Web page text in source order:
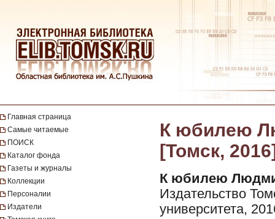
Главная страница
Самые читаемые
ПОИСК
Каталог фонда
Газеты и журналы
Коллекции
Персоналии
Издатели
К юбилею
[Томск,
К юбилею
Издательство
университета,